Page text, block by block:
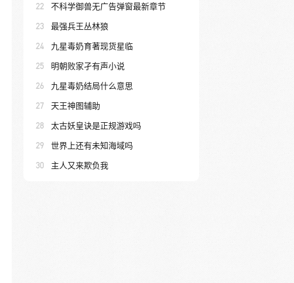
22 不科学御兽无广告弹窗最新章节
23 最强兵王丛林狼
24 九星毒奶育著现货星临
25 明朝败家孑有声小说
26 九星毒奶结局什么意思
27 天王神图辅助
28 太古妖皇诀是正规游戏吗
29 世界上还有未知海域吗
30 主人又来欺负我